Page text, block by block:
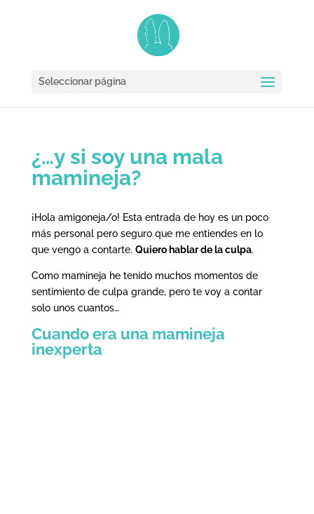
Seleccionar página
¿…y si soy una mala
mamineja?
¡Hola amigoneja/o! Esta entrada de hoy es un poco
más personal pero seguro que me entiendes en lo
que vengo a contarte. Quiero hablar de la culpa.
Como mamineja he tenido muchos momentos de
sentimiento de culpa grande, pero te voy a contar
solo unos cuantos…
Cuando era una mamineja
inexperta